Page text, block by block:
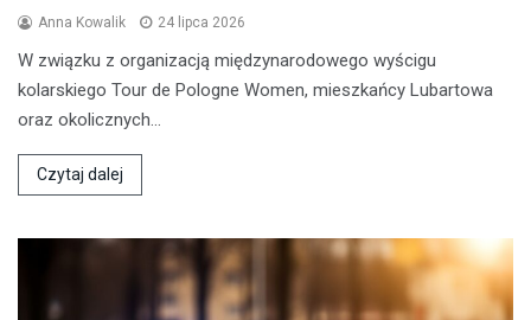
Anna Kowalik 24 lipca 2026
W związku z organizacją międzynarodowego wyścigu
kolarskiego Tour de Pologne Women, mieszkańcy Lubartowa
oraz okolicznych…
Czytaj dalej